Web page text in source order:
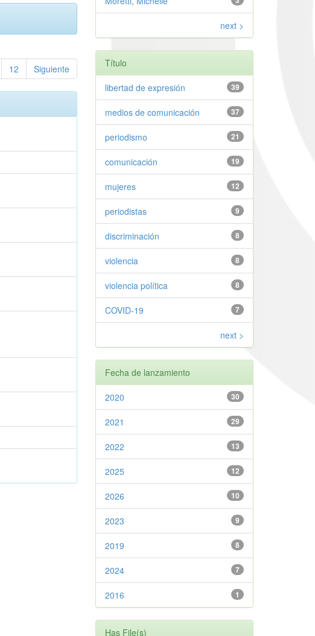
12 Siguiente
next >
Título
39
libertad de expresión
37
medios de comunicación
21
periodismo
19
comunicación
12
mujeres
9
periodistas
8
discriminación
8
violencia
8
violencia política
7
COVID-19
next >
Fecha de lanzamiento
30
2020
29
2021
13
2022
12
2025
10
2026
9
2023
8
2019
7
2024
1
2016
Has File(s)